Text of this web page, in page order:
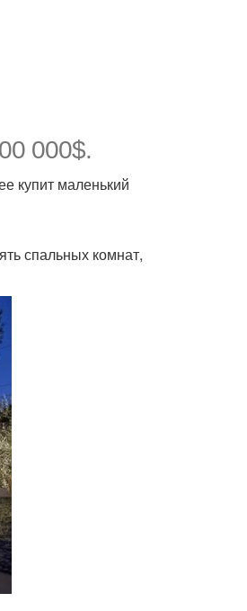
000$.
купит маленький
спальных комнат,